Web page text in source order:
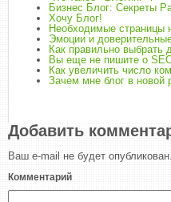
Бизнес Блог: Секреты
Хочу Блог!
Необходимые страницы
Эмоции и
Как правильно выбрать
Вы еще не пишите о
Как увеличить число
Зачем мне блог в новой
Добавить
Ваш e-mail не будет опубликован.
Комментарий